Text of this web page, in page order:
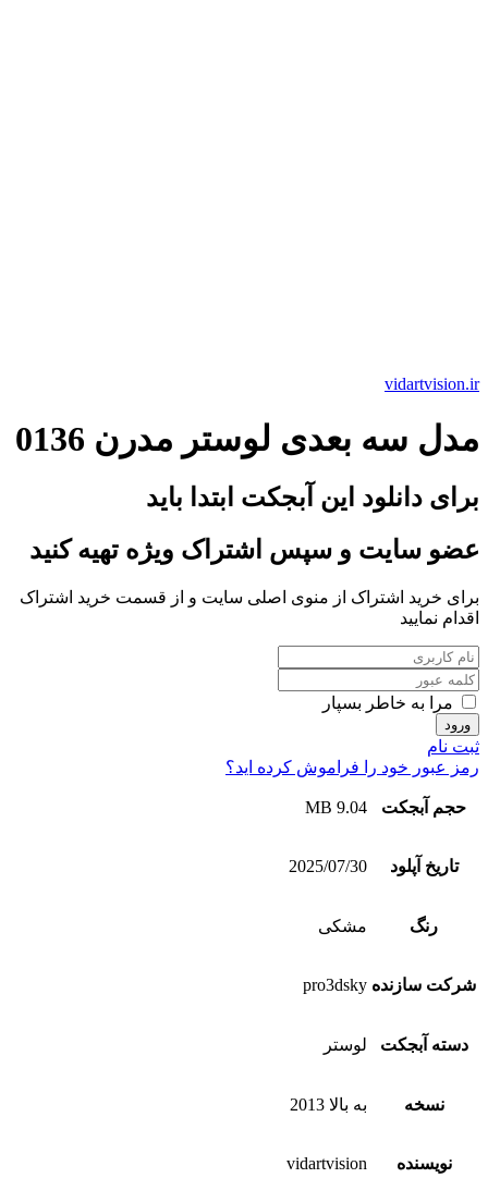
vidartvision.ir
مدل سه بعدی لوستر مدرن 0136
برای دانلود این آبجکت ابتدا باید
عضو سایت و سپس اشتراک ویژه تهیه کنید
برای خرید اشتراک از منوی اصلی سایت و از قسمت خرید اشتراک
اقدام نمایید
مرا به خاطر بسپار
ثبت نام
رمز عبور خود را فراموش کرده اید؟
حجم آبجکت 9.04 MB
تاریخ آپلود 2025/07/30
رنگ مشکی
شرکت سازنده pro3dsky
دسته آبجکت لوستر
نسخه به بالا 2013
نویسنده vidartvision